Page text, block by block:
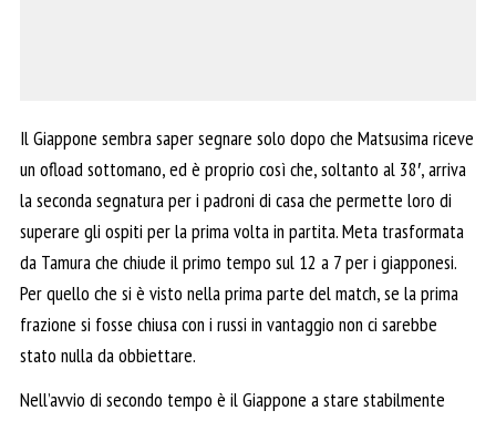
Il Giappone sembra saper segnare solo dopo che Matsusima riceve
un ofload sottomano, ed è proprio così che, soltanto al 38′, arriva
la seconda segnatura per i padroni di casa che permette loro di
superare gli ospiti per la prima volta in partita. Meta trasformata
da Tamura che chiude il primo tempo sul 12 a 7 per i giapponesi.
Per quello che si è visto nella prima parte del match, se la prima
frazione si fosse chiusa con i russi in vantaggio non ci sarebbe
stato nulla da obbiettare.
Nell’avvio di secondo tempo è il Giappone a stare stabilmente